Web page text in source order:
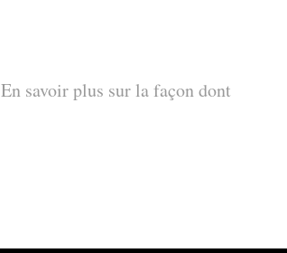
En savoir plus sur la façon dont